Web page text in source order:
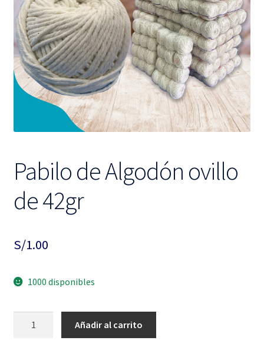
menú
hijo
Pabilo de Algodón ovillo
de 42gr
S/1.00
1000 disponibles
Añadir al carrito